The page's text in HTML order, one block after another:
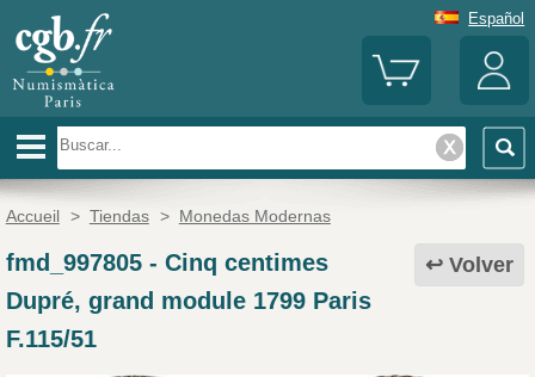
Español
Accueil > Tiendas > Monedas Modernas
Volver
fmd_997805- Cinq centimes
Dupré, grand module 1799 Paris
F.115/51